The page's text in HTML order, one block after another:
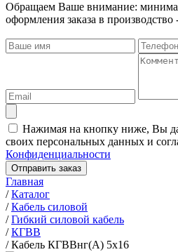
Обращаем Ваше внимание:
оформления заказа в производство
Нажимая на кнопку ниже, Вы
своих персональных данных и
Конфиденциальности
Отправить заказ
Главная
/Каталог
/Кабель силовой
/Гибкий силовой кабель
/КГВВ
/Кабель КГВВнг(А) 5х16